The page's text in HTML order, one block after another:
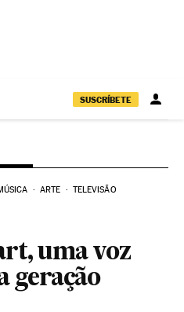
SUSCRÍBETE
ARTE TELEVISÃO
uma voz
geração